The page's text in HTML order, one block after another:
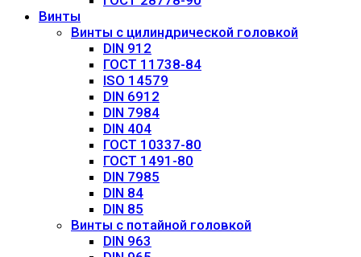
Винты
Винты с цилиндрической головкой
DIN 912
ГОСТ 11738-84
ISO 14579
DIN 6912
DIN 7984
DIN 404
ГОСТ 10337-80
ГОСТ 1491-80
DIN 7985
DIN 84
DIN 85
Винты с потайной головкой
DIN 963